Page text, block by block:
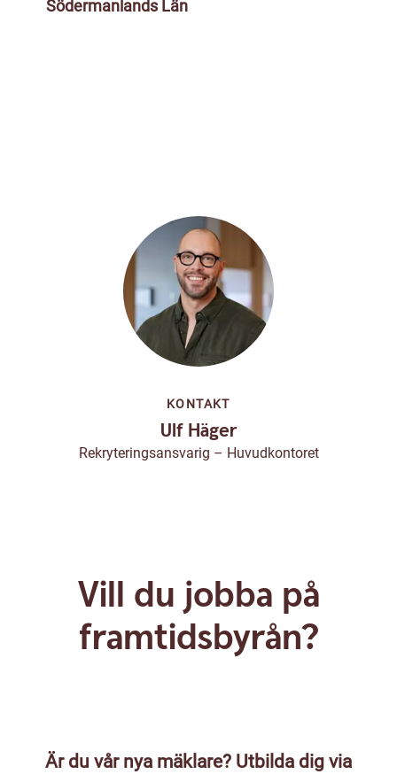
Södermanlands Län
KONTAKT
Ulf Häger
Rekryteringsansvarig – Huvudkontoret
Vill du jobba på
framtidsbyrån?
Är du vår nya mäklare? Utbilda dig via